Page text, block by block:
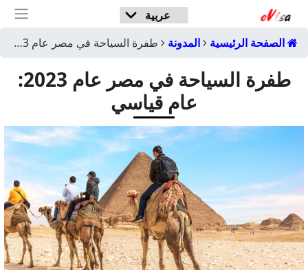
الصفحة الرئيسية المدونة طفرة السياحة في مصر عام 2023: عام قياسي
طفرة السياحة في مصر عام 2023:
عام قياسي